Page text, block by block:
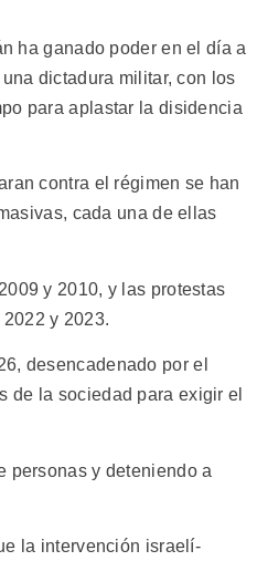
ha ganado poder en el día a
dictadura militar, con los
para aplastar la disidencia
contra el régimen se han
cada una de ellas
y 2010, y las protestas
y 2023.
desencadenado por el
de la sociedad para exigir el
personas y deteniendo a
la intervención israelí-